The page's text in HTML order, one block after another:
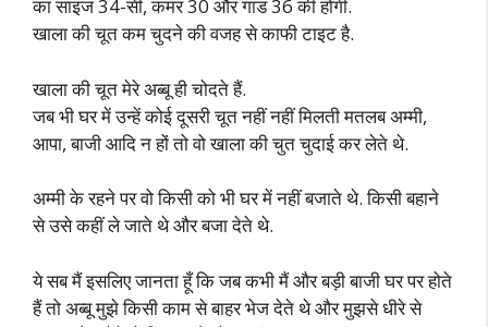
का साइज 34-सी, कमर 30 और गांड 36 की होगी.
खाला की चूत कम चुदने की वजह से काफी टाइट है.
खाला की चूत मेरे अब्बू ही चोदते हैं.
जब भी घर में उन्हें कोई दूसरी चूत नहीं नहीं मिलती मतलब अम्मी,
आपा, बाजी आदि न हों तो वो खाला की चुत चुदाई कर लेते थे.
अम्मी के रहने पर वो किसी को भी घर में नहीं बजाते थे. किसी बहाने
से उसे कहीं ले जाते थे और बजा देते थे.
ये सब मैं इसलिए जानता हूँ कि जब कभी मैं और बड़ी बाजी घर पर होते
हैं तो अब्बू मुझे किसी काम से बाहर भेज देते थे और मुझसे धीरे से